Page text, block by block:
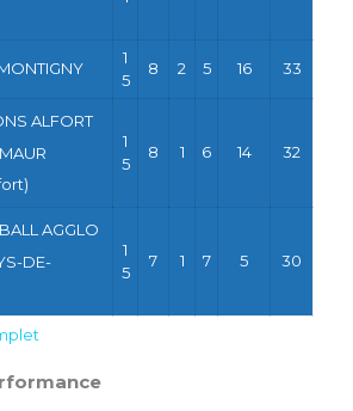
1
5
8 2 5 16 33
ALFORT
1
5
8 1 6 14 32
AGGLO
DE-
1
5
7 1 7 5 30